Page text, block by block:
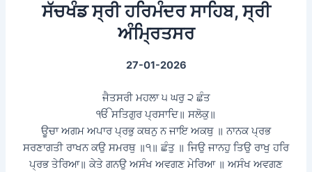
ਸੱਚਖੰਡ ਸ੍ਰੀ ਹਰਿਮੰਦਰ ਸਾਹਿਬ, ਸ੍ਰੀ
ਅੰਮ੍ਰਿਤਸਰ
27-01-2026
ਜੈਤਸਰੀ ਮਹਲਾ ੫ ਘਰੁ ੨ ਛੰਤ
ੴ ਸਤਿਗੁਰ ਪ੍ਰਸਾਦਿ॥ ਸਲੋਕੁ॥
ਊਚਾ ਅਗਮ ਅਪਾਰ ਪ੍ਰਭੁ ਕਥਨੁ ਨ ਜਾਇ ਅਕਥੁ ॥ ਨਾਨਕ ਪ੍ਰਭ
ਸਰਣਾਗਤੀ ਰਾਖਨ ਕਉ ਸਮਰਥੁ ॥੧॥ ਛੰਤੁ ॥ ਜਿਉ ਜਾਨਹੁ ਤਿਉ ਰਾਖੁ ਹਰਿ
ਪ੍ਰਭ ਤੇਰਿਆ॥ ਕੇਤੇ ਗਨਉ ਅਸੰਖ ਅਵਗਣ ਮੇਰਿਆ ॥ ਅਸੰਖ ਅਵਗਣ